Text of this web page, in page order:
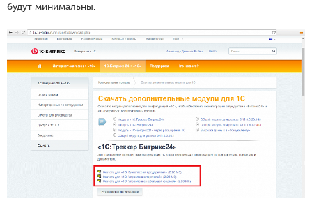
будут минимальны.